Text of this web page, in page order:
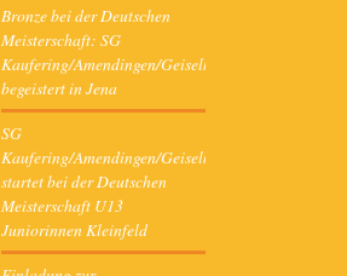
Bronze bei der Deutschen
Meisterschaft: SG
Kaufering/Amendingen/Geiselbullach
begeistert in Jena
SG
Kaufering/Amendingen/Geiselbullach
startet bei der Deutschen
Meisterschaft U13
Juniorinnen Kleinfeld